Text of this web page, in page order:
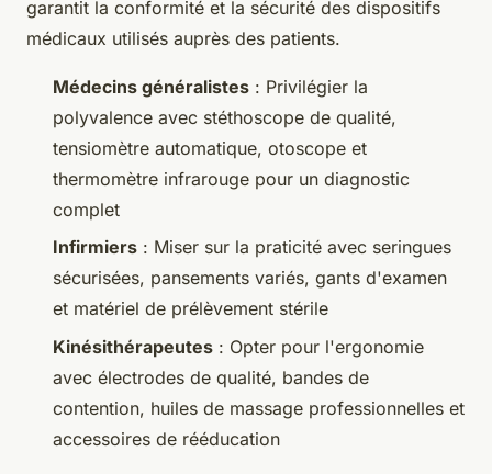
garantit la conformité et la sécurité des dispositifs
médicaux utilisés auprès des patients.
Médecins généralistes : Privilégier la
polyvalence avec stéthoscope de qualité,
tensiomètre automatique, otoscope et
thermomètre infrarouge pour un diagnostic
complet
Infirmiers : Miser sur la praticité avec seringues
sécurisées, pansements variés, gants d'examen
et matériel de prélèvement stérile
Kinésithérapeutes : Opter pour l'ergonomie
avec électrodes de qualité, bandes de
contention, huiles de massage professionnelles et
accessoires de rééducation